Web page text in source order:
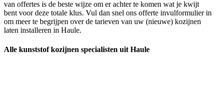
van offertes is de beste wijze om er achter te komen wat je kwijt
bent voor deze totale klus. Vul dan snel ons offerte invulformulier in
om meer te begrijpen over de tarieven van uw (nieuwe) kozijnen
laten installeren in Haule.
Alle kunststof kozijnen specialisten uit Haule